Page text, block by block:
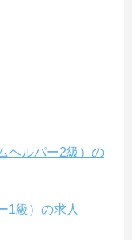
ヘルパー2級）の
1級）の求人